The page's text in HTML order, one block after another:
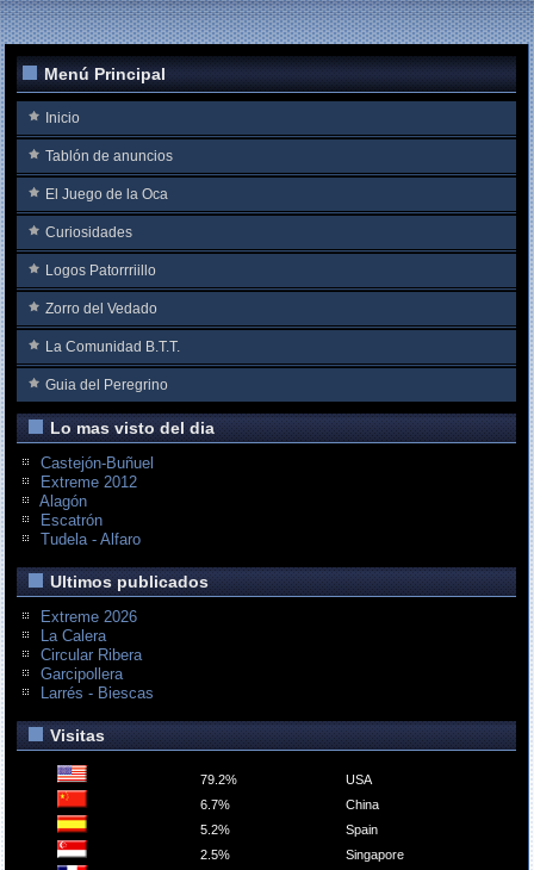
Menú Principal
Inicio
Tablón de anuncios
El Juego de la Oca
Curiosidades
Logos Patorrriillo
Zorro del Vedado
La Comunidad B.T.T.
Guia del Peregrino
Lo mas visto del dia
Castejón-Buñuel
Extreme 2012
Alagón
Escatrón
Tudela - Alfaro
Ultimos publicados
Extreme 2026
La Calera
Circular Ribera
Garcipollera
Larrés - Biescas
Visitas
79.2%
USA
6.7%
China
5.2%
Spain
2.5%
Singapore